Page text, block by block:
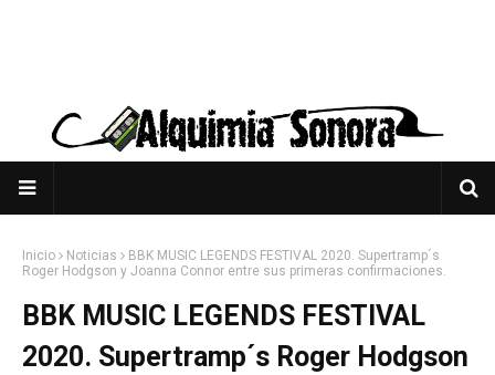
Inicio Noticias
BBK MUSIC LEGENDS FESTIVAL 2020. Supertramp´s
Roger Hodgson y Joanna Connor entre sus primeras confirmaciones.
BBK MUSIC LEGENDS FESTIVAL
2020. Supertramp´s Roger Hodgson